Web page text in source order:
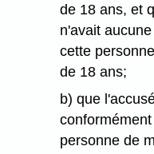
de 18 ans, et
n'avait
cette
de 18 ans;
b) que
personne de